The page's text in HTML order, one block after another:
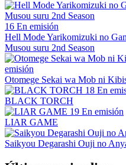
16 En emisión
Hell Mode Yarikomizuki no
Musou suru 2nd Season
emisión
Otomege Sekai wa Mob ni
18 En
BLACK TORCH
19 En emisión
LIAR GAME
Saikyou Degarashi Ouji no